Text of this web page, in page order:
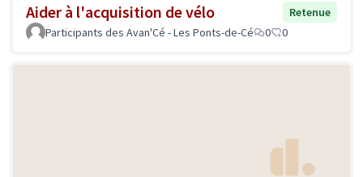
Aider à l'acquisition de vélo
Retenue
Participants des Avan'Cé - Les Ponts-de-Cé
0 0